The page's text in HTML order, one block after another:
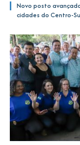
Novo posto
cidades do Centro-